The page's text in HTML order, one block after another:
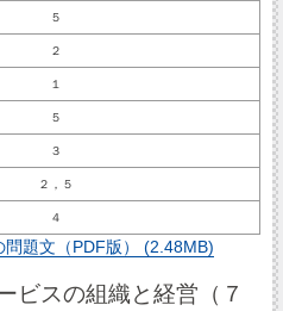
５
２
１
５
３
２，５
４
問題文（PDF版） (2.48MB)
ビスの組織と経営（７